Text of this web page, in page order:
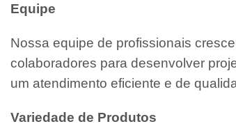
Equipe
Nossa equipe de profissionais
colaboradores para desenvolver
um atendimento eficiente e de
Variedade de Produtos